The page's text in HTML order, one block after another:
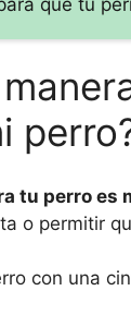
que tu
tu perro es
o permitir
con una